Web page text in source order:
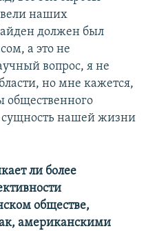
наших
должен был
а это не
вопрос, я не
но мне кажется,
общественного
нашей жизни
ли более
обществе,
американскими